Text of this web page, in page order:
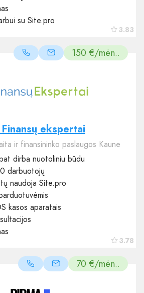
3.83
su Site.pro
150 €/mėn..
3.78
ekspertai
ir finansininko paslaugos Kaune
dirba nuotoliniu būdu
darbuotojų
naudoja Site.pro
kasos aparatais
70 €/mėn..